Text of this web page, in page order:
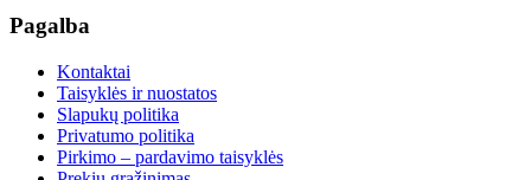
Pagalba
Kontaktai
Taisyklės ir nuostatos
Slapukų politika
Privatumo politika
Pirkimo – pardavimo taisyklės